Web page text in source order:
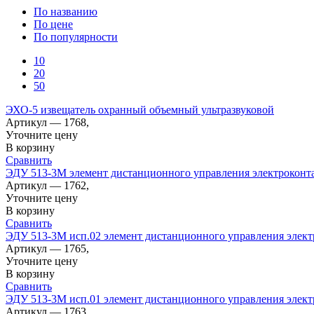
По названию
По цене
По популярности
10
20
50
ЭХО-5 извещатель охранный объемный ультразвуковой
Артикул — 1768,
Уточните цену
В корзину
Сравнить
ЭДУ 513-3М элемент дистанционного управления
Артикул — 1762,
Уточните цену
В корзину
Сравнить
ЭДУ 513-3М исп.02 элемент дистанционного управления
Артикул — 1765,
Уточните цену
В корзину
Сравнить
ЭДУ 513-3М исп.01 элемент дистанционного управления
Артикул — 1763,